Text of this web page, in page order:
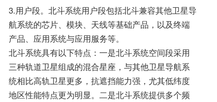
3.用户段。北斗系统用户段包括北斗兼容其他卫星导
航系统的芯片、模块、天线等基础产品，以及终端
产品、应用系统与应用服务等。
北斗系统具有以下特点：一是北斗系统空间段采用
三种轨道卫星组成的混合星座，与其他卫星导航系
统相比高轨卫星更多，抗遮挡能力强，尤其低纬度
地区性能特点更为明显。二是北斗系统提供多个频